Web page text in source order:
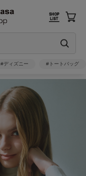
#ディズニー #トートバッグ